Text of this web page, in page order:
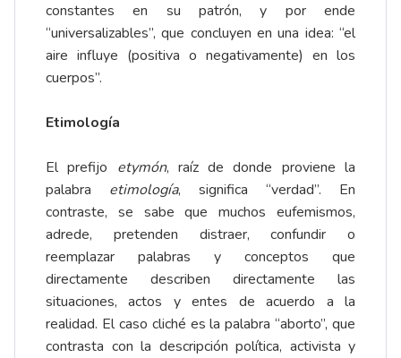
constantes en su patrón, y por ende
“universalizables”, que concluyen en una idea: “el
aire influye (positiva o negativamente) en los
cuerpos”.
Etimología
El prefijo etymón, raíz de donde proviene la
palabra etimología, significa “verdad”. En
contraste, se sabe que muchos eufemismos,
adrede, pretenden distraer, confundir o
reemplazar palabras y conceptos que
directamente describen directamente las
situaciones, actos y entes de acuerdo a la
realidad. El caso cliché es la palabra “aborto”, que
contrasta con la descripción política, activista y